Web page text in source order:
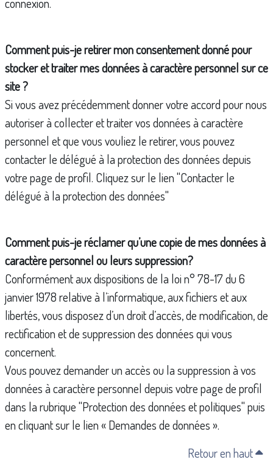
Comment puis-je retirer mon consentement donné pour
stocker et traiter mes données à caractère personnel sur ce
site ?
Si vous avez précédemment donner votre accord pour nous
autoriser à collecter et traiter vos données à caractère
personnel et que vous vouliez le retirer, vous pouvez
contacter le délégué à la protection des données depuis
votre page de profil. Cliquez sur le lien "Contacter le
délégué à la protection des données"
Comment puis-je réclamer qu’une copie de mes données à
caractère personnel ou leurs suppression?
Conformément aux dispositions de la loi n° 78-17 du 6
janvier 1978 relative à l’informatique, aux fichiers et aux
libertés, vous disposez d’un droit d’accès, de modification, de
rectification et de suppression des données qui vous
concernent.
Vous pouvez demander un accès ou la suppression à vos
données à caractère personnel depuis votre page de profil
dans la rubrique "Protection des données et politiques" puis
en cliquant sur le lien « Demandes de données ».
Retour en haut